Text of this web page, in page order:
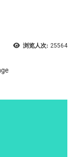
浏览人次: 25564